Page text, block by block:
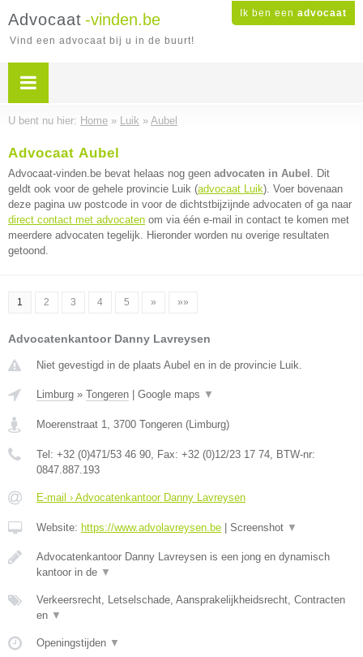
Ik ben een advocaat
Advocaat -vinden.be
Vind een advocaat bij u in de buurt!
U bent nu hier: Home » Luik » Aubel
Advocaat Aubel
Advocaat-vinden.be bevat helaas nog geen advocaten in Aubel . Dit
geldt ook voor de gehele provincie Luik (advocaat Luik). Voer bovenaan
deze pagina uw postcode in voor de dichtstbijzijnde advocaten of ga naar
direct contact met advocaten om via één e-mail in contact te komen met
meerdere advocaten tegelijk. Hieronder worden nu overige resultaten
getoond.
1 2 3 4 5 » »»
Advocatenkantoor Danny Lavreysen
Niet gevestigd in de plaats Aubel en in de provincie Luik.
Limburg » Tongeren Google maps ▼
Moerenstraat 1, 3700 Tongeren (Limburg)
Tel: +32 (0)471/53 46 90, Fax: +32 (0)12/23 17 74, BTW-nr:
0847.887.193
E-mail › Advocatenkantoor Danny Lavreysen
Website: https://www.advolavreysen.be Screenshot ▼
Advocatenkantoor Danny Lavreysen is een jong en dynamisch
kantoor in de ▼
Verkeersrecht, Letselschade, Aansprakelijkheidsrecht, Contracten
en ▼
Openingstijden ▼